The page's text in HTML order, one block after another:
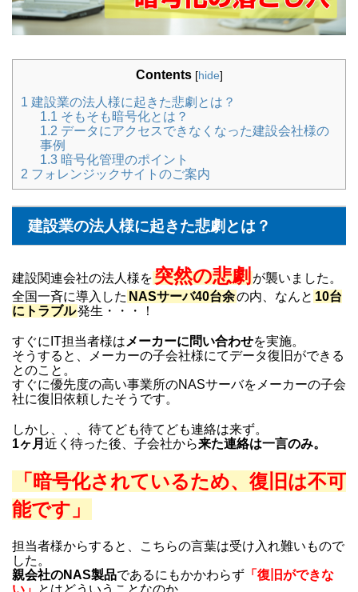
Contents [hide]
1 建設業の法人様に起きた悲劇とは？
1.1 そもそも暗号化とは？
1.2 データにアクセスできなくなった建設会社様の
事例
1.3 暗号化管理のポイント
2 フォレンジックサイトのご案内
建設業の法人様に起きた悲劇とは？
建設関連会社の法人様を突然の悲劇が襲いました。
全国一斉に導入した NASサーバ40台余の内、なんと 10台
にトラブル発生・・・！
すぐにIT担当者様は メーカーに問い合わせを実施。
そうすると、メーカーの子会社様にてデータ復旧ができる
とのこと。
すぐに優先度の高い事業所のNASサーバをメーカーの子会
社に復旧依頼したそうです。
しかし、、、待てども待てども連絡は来ず。
1ヶ月 近く待った後、子会社から来た連絡は一言のみ。
「暗号化されているため、復旧は不可
能です」
担当者様からすると、こちらの言葉は受け入れ難いもので
した。
親会社のNAS製品であるにもかかわらず 「復旧ができな